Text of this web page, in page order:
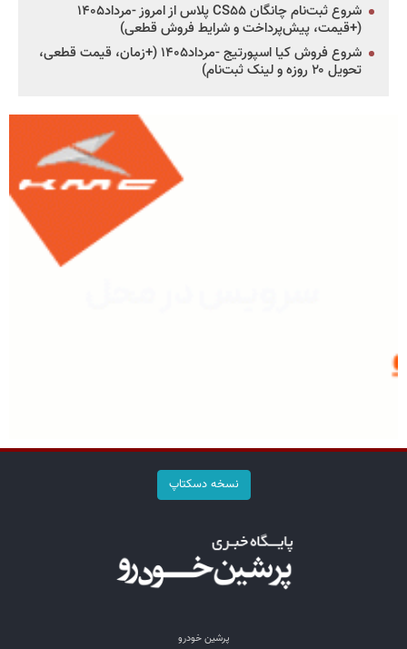
شروع ثبت‌نام چانگان CS۵۵ پلاس از امروز -مرداد۱۴۰۵
(+قیمت، پیش‌پرداخت و شرایط فروش قطعی)
شروع فروش کیا اسپورتیج -مرداد۱۴۰۵ (+زمان، قیمت قطعی،
تحویل ۲۰ روزه و لینک ثبت‌نام)
نسخه دسکتاپ
پرشین خودرو